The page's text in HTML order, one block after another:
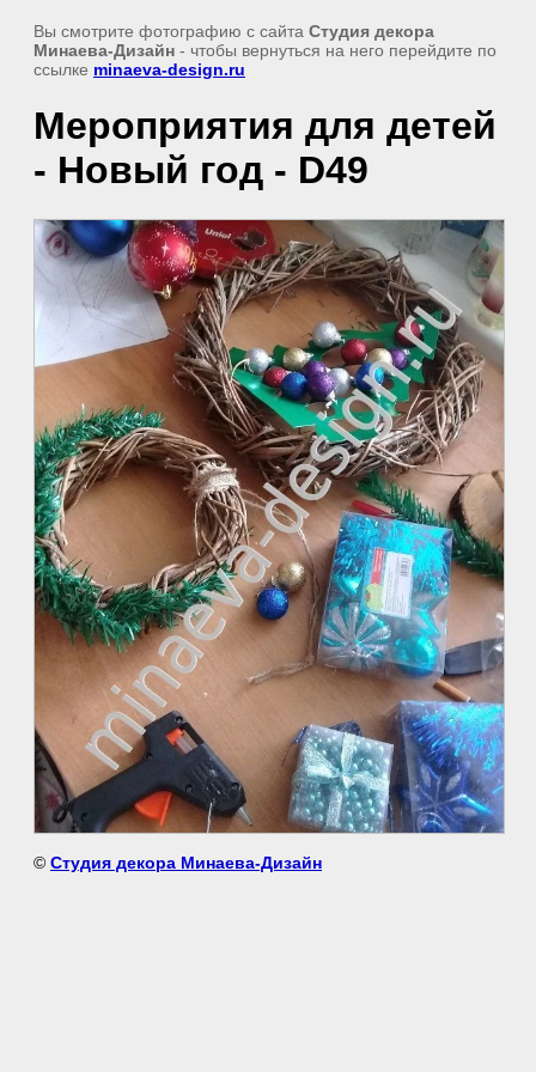
Вы смотрите фотографию с сайта Студия декора
Минаева-Дизайн - чтобы вернуться на него перейдите по
ссылке minaeva-design.ru
Мероприятия для детей
- Новый год - D49
© Студия декора Минаева-Дизайн